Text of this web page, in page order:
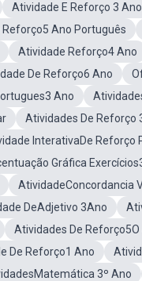
Atividade E Reforço 3
Ano Português
Atividade Reforço4 Ano
De Reforço6 Ano
Ano
Atividades De Reforço
InterativaDe Reforço
Gráfica
AtividadeConcordancia
DeAdjetivo 3Ano
Atividades De Reforço5O
De Reforço1 Ano
3º Ano